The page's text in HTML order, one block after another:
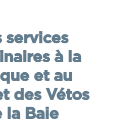
services
à la
et au
des Vétos
la Baie